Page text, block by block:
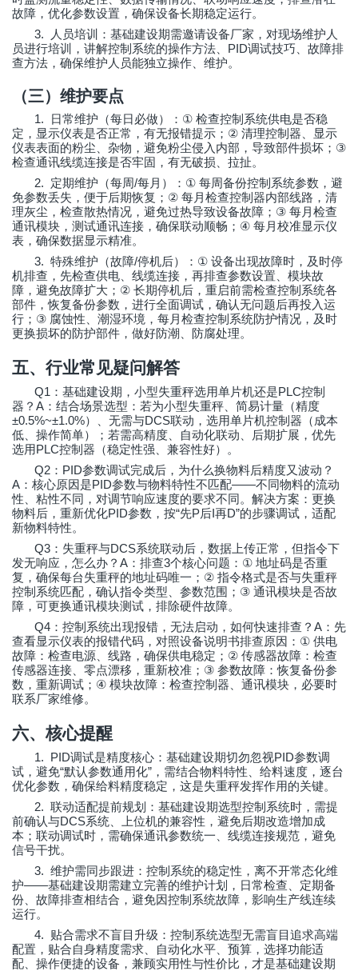
故障，优化参数设置，确保设备长期稳定运行。
3.
人员培训：基础建设期需邀请设备厂家，对现场维护人
员进行培训，讲解控制系统的操作方法、 PID调试技巧、故障排
查方法，确保维护人员能独立操作、维护。
（三）维护要点
1. 日常维护（每日必做）： ① 检查控制系统供电是否稳
定，显示仪表是否正常，有无报错提示； ② 清理控制器、显示
仪表表面的粉尘、杂物，避免粉尘侵入内部，导致部件损坏； ③
检查通讯线缆连接是否牢固，有无破损、拉扯。
2. 定期维护（每周/每月）： ① 每周备份控制系统参数，避
免参数丢失，便于后期恢复； ② 每月检查控制器内部线路，清
理灰尘，检查散热情况，避免过热导致设备故障； ③ 每月检查
通讯模块，测试通讯连接，确保联动顺畅； ④ 每月校准显示仪
表，确保数据显示精准。
3. 特殊维护（故障/停机后）： ① 设备出现故障时，及时停
机排查，先检查供电、线缆连接，再排查参数设置、模块故
障，避免故障扩大； ② 长期停机后，重启前需检查控制系统各
部件，恢复备份参数，进行全面调试，确认无问题后再投入运
行； ③ 腐蚀性、潮湿环境，每月检查控制系统防护情况，及时
更换损坏的防护部件，做好防潮、防腐处理。
五、行业常见疑问解答
Q1 ：基础建设期，小型失重秤选用单片机还是PLC控制
器？ A ：结合场景选型：若为小型失重秤、简易计量（精度
±0.5%~±1.0%）、无需与DCS联动，选用单片机控制器（成本
低、操作简单）；若需高精度、自动化联动、后期扩展，优先
选用PLC控制器（稳定性强、兼容性好）。
Q2 ： PID参数调试完成后，为什么换物料后精度又波动？
A ：核心原因是PID参数与物料特性不匹配——不同物料的流动
性、粘性不同，对调节响应速度的要求不同。解决方案：更换
物料后，重新优化PID参数，按“先P后I再D”的步骤调试，适配
新物料特性。
Q3 ：失重秤与DCS系统联动后，数据上传正常，但指令下
发无响应，怎么办？ A ：排查3个核心问题： ① 地址码是否重
复，确保每台失重秤的地址码唯一； ② 指令格式是否与失重秤
控制系统匹配，确认指令类型、参数范围； ③ 通讯模块是否故
障，可更换通讯模块测试，排除硬件故障。
Q4 ：控制系统出现报错，无法启动，如何快速排查？ A ：先
查看显示仪表的报错代码，对照设备说明书排查原因： ① 供电
故障：检查电源、线路，确保供电稳定； ② 传感器故障：检查
传感器连接、零点漂移，重新校准； ③ 参数故障：恢复备份参
数，重新调试； ④ 模块故障：检查控制器、通讯模块，必要时
联系厂家维修。
六、核心提醒
1. PID调试是精度核心：基础建设期切勿忽视PID参数调
试，避免“默认参数通用化” ，需结合物料特性、给料速度，逐台
优化参数，确保给料精度稳定，这是失重秤发挥作用的关键。
2. 联动适配提前规划：基础建设期选型控制系统时，需提
前确认与DCS系统、上位机的兼容性，避免后期改造增加成
本；联动调试时，需确保通讯参数统一、线缆连接规范，避免
信号干扰。
3. 维护需同步跟进：控制系统的稳定性，离不开常态化维
护——基础建设期需建立完善的维护计划，日常检查、定期备
份、故障排查相结合，避免因控制系统故障，影响生产线连续
运行。
4. 贴合需求不盲目升级：控制系统选型无需盲目追求高端
配置，贴合自身精度需求、自动化水平、预算，选择功能适
配、操作便捷的设备，兼顾实用性与性价比，才是基础建设期